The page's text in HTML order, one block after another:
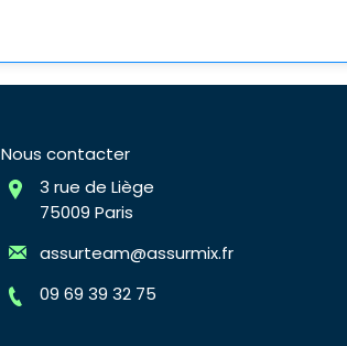
Nous contacter
3 rue de Liège
75009 Paris
assurteam@assurmix.fr
09 69 39 32 75